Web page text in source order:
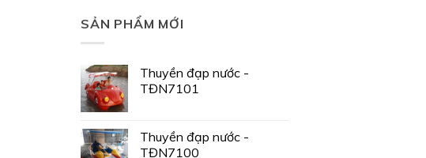
SẢN PHẨM MỚI
Thuyền đạp nước -
TĐN7101
Thuyền đạp nước -
TĐN7100